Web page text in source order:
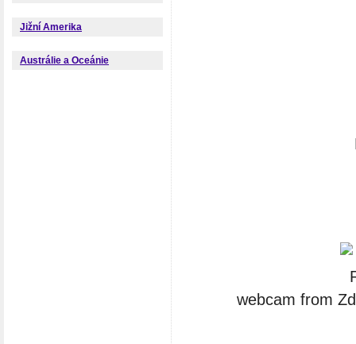
Jižní Amerika
Austrálie a Oceánie
webcam from